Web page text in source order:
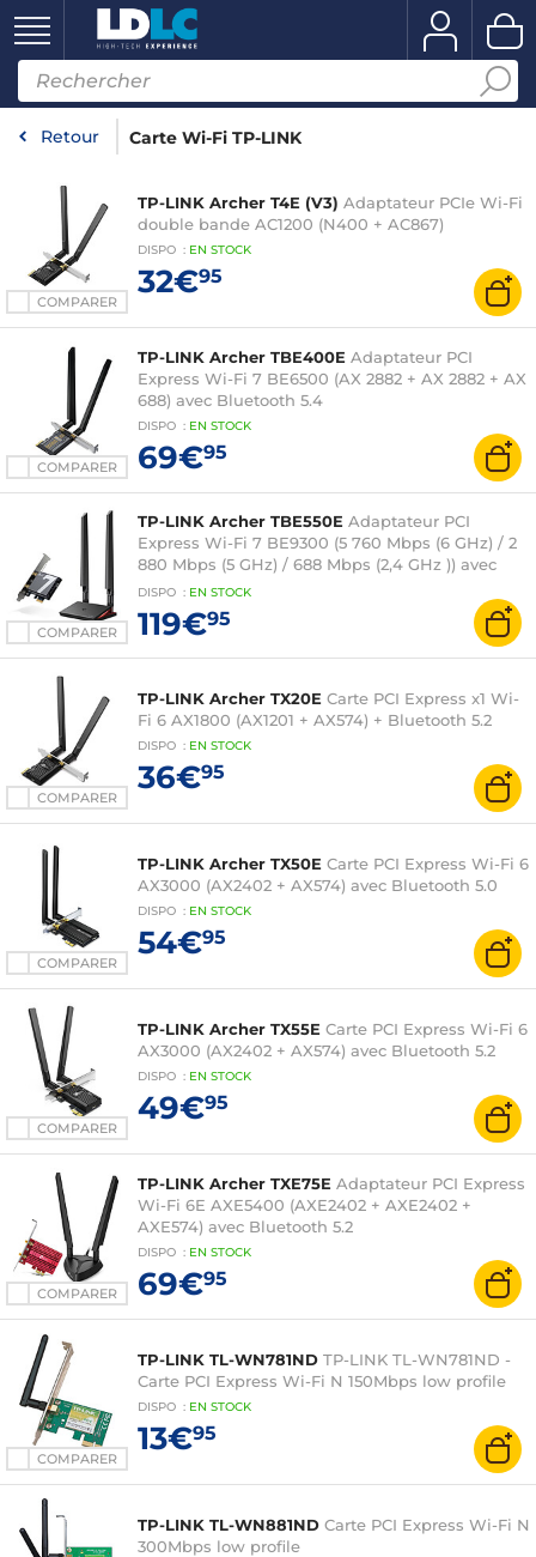
Retour Carte Wi-Fi TP-LINK
COMPARER
TP-LINK Archer T4E (V3) Adaptateur PCIe Wi-Fi
double bande AC1200 (N400 + AC867)
DISPO : EN STOCK
32€95
COMPARER
TP-LINK Archer TBE400E Adaptateur PCI
Express Wi-Fi 7 BE6500 (AX 2882 + AX 2882 + AX
688) avec Bluetooth 5.4
DISPO : EN STOCK
69€95
COMPARER
TP-LINK Archer TBE550E Adaptateur PCI
Express Wi-Fi 7 BE9300 (5 760 Mbps (6 GHz) / 2
880 Mbps (5 GHz) / 688 Mbps (2,4 GHz )) avec
Bluetooth 5.4
DISPO : EN STOCK
119€95
COMPARER
TP-LINK Archer TX20E Carte PCI Express x1 Wi-
Fi 6 AX1800 (AX1201 + AX574) + Bluetooth 5.2
DISPO : EN STOCK
36€95
COMPARER
TP-LINK Archer TX50E Carte PCI Express Wi-Fi 6
AX3000 (AX2402 + AX574) avec Bluetooth 5.0
DISPO : EN STOCK
54€95
COMPARER
TP-LINK Archer TX55E Carte PCI Express Wi-Fi 6
AX3000 (AX2402 + AX574) avec Bluetooth 5.2
DISPO : EN STOCK
49€95
COMPARER
TP-LINK Archer TXE75E Adaptateur PCI Express
Wi-Fi 6E AXE5400 (AXE2402 + AXE2402 +
AXE574) avec Bluetooth 5.2
DISPO : EN STOCK
69€95
COMPARER
TP-LINK TL-WN781ND TP-LINK TL-WN781ND -
Carte PCI Express Wi-Fi N 150Mbps low profile
DISPO : EN STOCK
13€95
TP-LINK TL-WN881ND Carte PCI Express Wi-Fi N
300Mbps low profile